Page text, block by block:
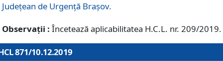
Judeţean de Urgenţă Braşov.
Observații : Încetează aplicabilitatea H.C.L. nr. 209/2019.
871/10.12.2019